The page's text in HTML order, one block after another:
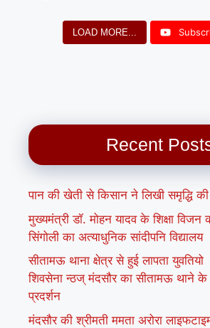
LOAD MORE...
Recent
पान की खेती से किसान ने लिखी समृद्धि
मुख्यमंत्री डॉ. मोहन यादव के शिक्षा विजन
सिंगोली का अत्याधुनिक सांदीपनि विद्यालय
सीतामऊ थाना क्षेत्र से हुई लापता
शिवसेना न्ठज् मंदसौर का सीतामऊ थाने के
प्रदर्शन
मंदसौर की श्रीमती ममता अरोरा